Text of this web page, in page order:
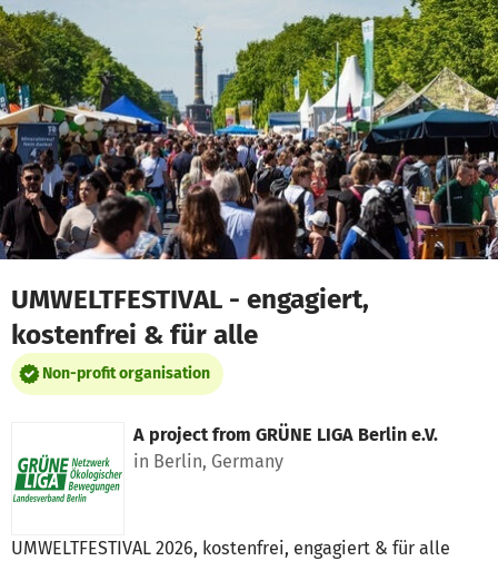
Skip to main content
Show accessibility statement
UMWELTFESTIVAL - engagiert,
kostenfrei & für alle
Non-profit organisation
A project from GRÜNE LIGA Berlin e.V.
in Berlin, Germany
UMWELTFESTIVAL 2026, kostenfrei, engagiert & für alle